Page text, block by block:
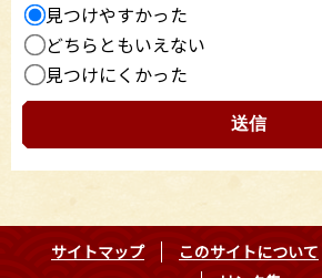
見つけやすかった
どちらともいえない
見つけにくかった
サイトマップ このサイトについて